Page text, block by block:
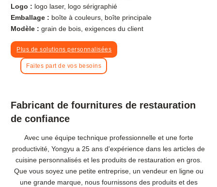
Logo : logo laser, logo sérigraphié
Emballage : boîte à couleurs, boîte principale
Modèle : grain de bois, exigences du client
Plus de solutions personnalisées
Faites part de vos besoins
Fabricant de fournitures de restauration
de confiance
Avec une équipe technique professionnelle et une forte
productivité, Yongyu a 25 ans d'expérience dans les articles de
cuisine personnalisés et les produits de restauration en gros.
Que vous soyez une petite entreprise, un vendeur en ligne ou
une grande marque, nous fournissons des produits et des